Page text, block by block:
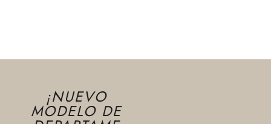
¡NUEVO
MODELO DE